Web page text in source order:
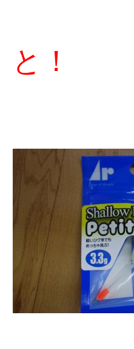
と！